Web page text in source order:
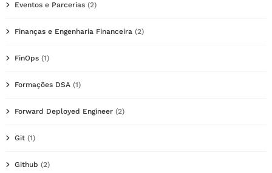
Eventos e Parcerias (2)
Finanças e Engenharia Financeira (2)
FinOps (1)
Formações DSA (1)
Forward Deployed Engineer (2)
Git (1)
Github (2)